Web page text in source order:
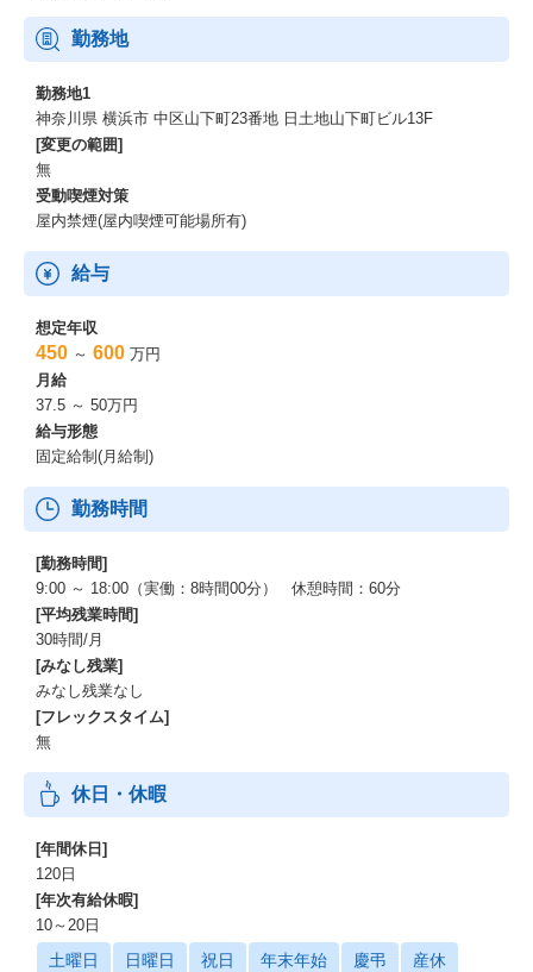
ものづくりや研究開発に携わる技術者の情報収集、比較選定、調
達購買をワンストップで支援します。
技術者の役に立つ情報を、カタログ・動画・記事など様々な形式
で提供し、新しい製品や技術との出会いを提供します。
・動画サイト「Apérza TV（アペルザTV）」
最新の製品や技術、トレンドやノウハウなど、ものづくりや研究
開発に携わる技術者の役に立つ動画コンテンツをいつでも無料で
視聴できます。
・カタログサイト「Apérza Catalog（アペルザカタログ）」
ものづくりや研究開発の現場で必要とされる、様々な製品のカタ
ログや技術資料を、メーカー横断で検索、ダウンロードできま
す。
・ニュースサイト「Apérza News（アペルザニュース）」
ものづくりの現場で働く技術者が日常業務の中で習得し、活用す
る知見やノウハウ等のコンテンツに特化した製造業向けメディア
です。
・ECモール「Apérza EC（アペルザEC）」
全国のメーカー・専門商社が出品者として、サイト上で直接販売
するため、納期・価格・在庫をオンライン上で確認し、そのまま
購入することができます。
・ものづくり産業向けセールスマーケティングSaaS「Apérza DX
（アペルザDX）」
アペルザのメディアを通じた広告宣伝や、営業活動のデジタル化
支援、メールを活用したマーケティング、売上拡大につながる業
務効率の改善を実現します。
勤務地
勤務地1
神奈川県 横浜市 中区山下町23番地 日土地山下町ビル13F
[変更の範囲]
無
受動喫煙対策
屋内禁煙(屋内喫煙可能場所有)
給与
想定年収
450 ～ 600 万円
月給
37.5 ～ 50万円
給与形態
固定給制(月給制)
勤務時間
[勤務時間]
9:00 ～ 18:00（実働：8時間00分） 休憩時間：60分
[平均残業時間]
30時間/月
[みなし残業]
みなし残業なし
[フレックスタイム]
無
休日・休暇
[年間休日]
120日
[年次有給休暇]
10～20日
土曜日 日曜日 祝日 年末年始 慶弔 産休